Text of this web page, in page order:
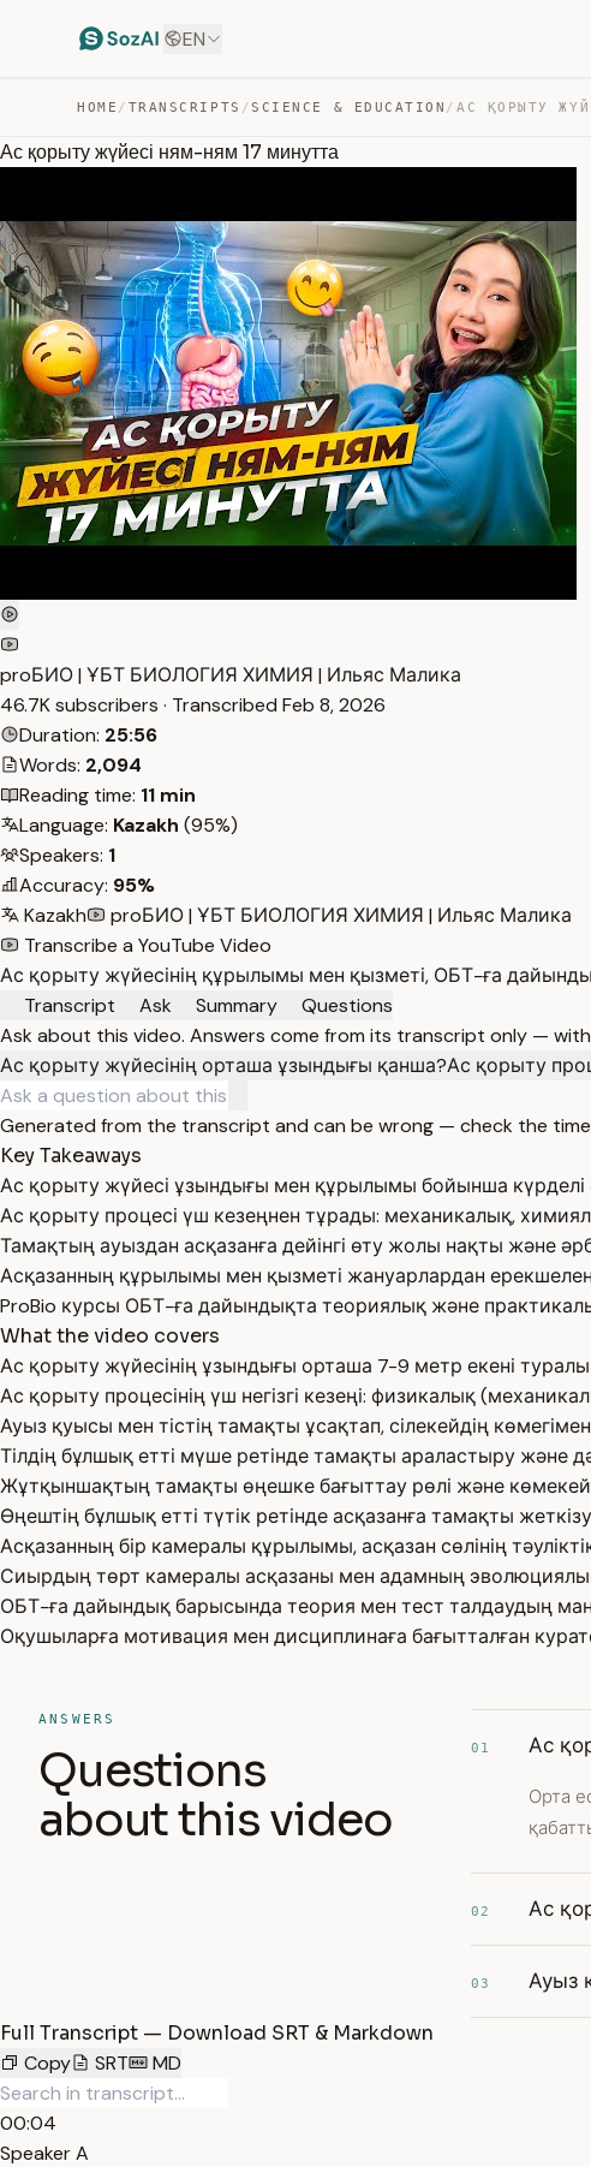
EN
HOME / TRANSCRIPTS /SCIENCE & EDUCATION /
Ас қорыту жүйесі ням-ням 17 минутта
proБИО | ҰБТ БИОЛОГИЯ ХИМИЯ | Ильяс Малика
46.7K subscribers · Transcribed Feb 8, 2026
Duration: 25:56
Words: 2,094
Reading time: 11 min
Language: Kazakh (95%)
Speakers: 1
Accuracy: 95%
Kazakh
proБИО | ҰБТ БИОЛОГИЯ ХИМИЯ | Ильяс Малика
Transcribe a YouTube Video
Ас қорыту жүйесінің құрылымы мен қызметі, ОБТ-ға
Transcript
Ask Summary
Questions
Ask about this video. Answers come from its transcript only —
Ас қорыту жүйесінің орташа ұзындығы қанша?Ас қорыту
Generated from the transcript and can be wrong — check the
Key Takeaways
Ас қорыту жүйесі ұзындығы мен құрылымы бойынша күрделі
Ас қорыту процесі үш кезеңнен тұрады: механикалық,
Тамақтың ауыздан асқазанға дейінгі өту жолы нақты және
Асқазанның құрылымы мен қызметі жануарлардан
ProBio курсы ОБТ-ға дайындықта теориялық және
What the video covers
Ас қорыту жүйесінің ұзындығы орташа 7-9 метр екені
Ас қорыту процесінің үш негізгі кезеңі: физикалық
Ауыз қуысы мен тістің тамақты ұсақтап, сілекейдің
Тілдің бұлшық етті мүше ретінде тамақты араластыру және
Жұтқыншақтың тамақты өңешке бағыттау рөлі және
Өңештің бұлшық етті түтік ретінде асқазанға тамақты
Асқазанның бір камералы құрылымы, асқазан сөлінің
Сиырдың төрт камералы асқазаны мен адамның эволюциялық
ОБТ-ға дайындық барысында теория мен тест талдаудың
Оқушыларға мотивация мен дисциплинаға бағытталған
ANSWERS
Questions
about this video
01 Ас
Орта
02 Ас
03 Ауыз
Full Transcript — Download SRT & Markdown
Copy
SRT MD
00:04
Speaker A